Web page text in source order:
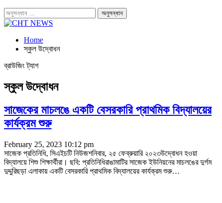
Home
স্কুল উদ্বোধন
ব্রাউজিং ট্যাগ
স্কুল উদ্বোধন
সাজেকের মাচলঙে একটি বেসরকারি প্রাথমিক বিদ্যালয়ের
কার্যক্রম শুরু
February 25, 2023 10:12 pm
সাজেক প্রতিনিধি, সিএইচটি নিউজশনিবার, ২৫ ফেব্রুয়ারি ২০২৩উদ্বোধন হওয়া
বিদ্যালয়ে শিশু শিক্ষার্থীরা। ছবি: প্রতিনিধিরাঙামাটির সাজেক ইউনিয়নের মাচলঙের দুর্গম
দুদ্দুরিছড়া এলাকায় একটি বেসরকারি প্রাথমিক বিদ্যালয়ের কার্যক্রম শুরু…